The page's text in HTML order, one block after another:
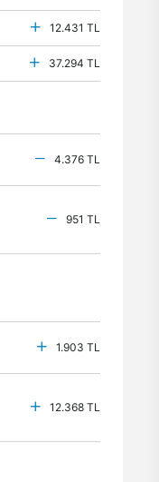
12.431 TL
37.294 TL
4.376 TL
951 TL
1.903 TL
12.368 TL